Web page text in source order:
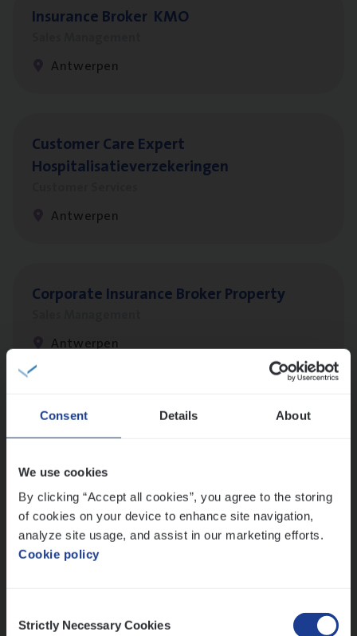
Consent Details About
We use cookies
By clicking “Accept all cookies”, you agree to the storing
of cookies on your device to enhance site navigation,
analyze site usage, and assist in our marketing efforts.
Cookie policy
Selection
Strictly Necessary Cookies
Insu­ran­ce Bro­ker KMO
Antwerpen
Cus­to­mer Care Expert
Hospitalisatieverzekeringen
Antwerpen
Cor­po­ra­te Insu­ran­ce Bro­ker Property
Antwerpen
Claims­hand­ler Fleet&Bike
Claims Management
Antwerpen
Busi­ness Mana­ger Mari­ne Cargo